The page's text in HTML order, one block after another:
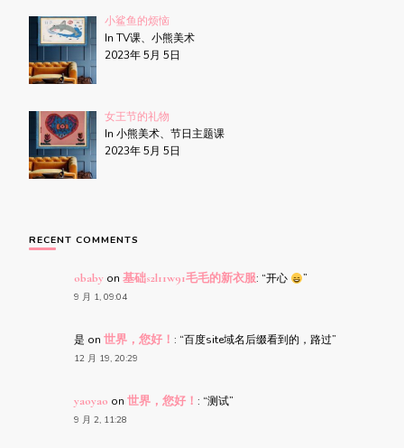
小鲨鱼的烦恼
In TV课、小熊美术
2023年 5月 5日
女王节的礼物
In 小熊美术、节日主题课
2023年 5月 5日
RECENT COMMENTS
obaby on 基础s2l11w91毛毛的新衣服: “开心 ”
9 月 1, 09:04
是 on 世界，您好！ : “百度site域名后缀看到的，路过”
12 月 19, 20:29
yaoyao on 世界，您好！ : “测试”
9 月 2, 11:28